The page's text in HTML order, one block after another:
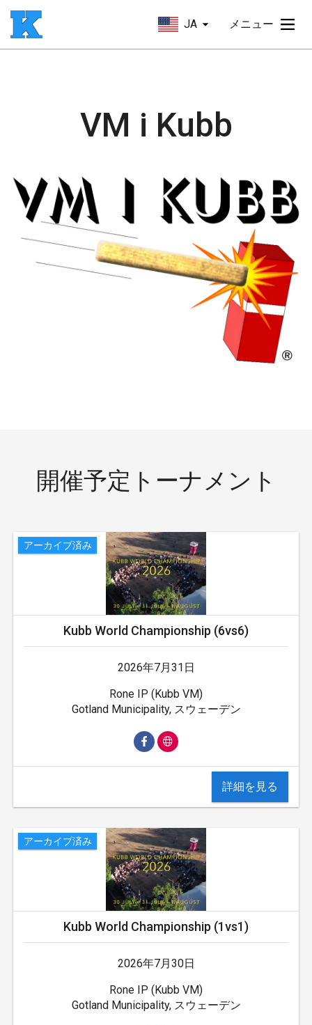
JA メニュー
VM i Kubb
開催予定トーナメント
アーカイブ済み
Kubb World Championship (6vs6)
2026年7月31日
Rone IP (Kubb VM)
Gotland Municipality, スウェーデン
詳細を見る
アーカイブ済み
Kubb World Championship (1vs1)
2026年7月30日
Rone IP (Kubb VM)
Gotland Municipality, スウェーデン